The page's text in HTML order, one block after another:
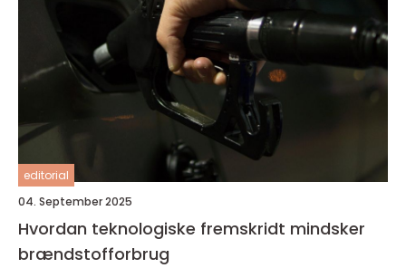
editorial
04. September 2025
Hvordan teknologiske fremskridt mindsker
brændstofforbrug